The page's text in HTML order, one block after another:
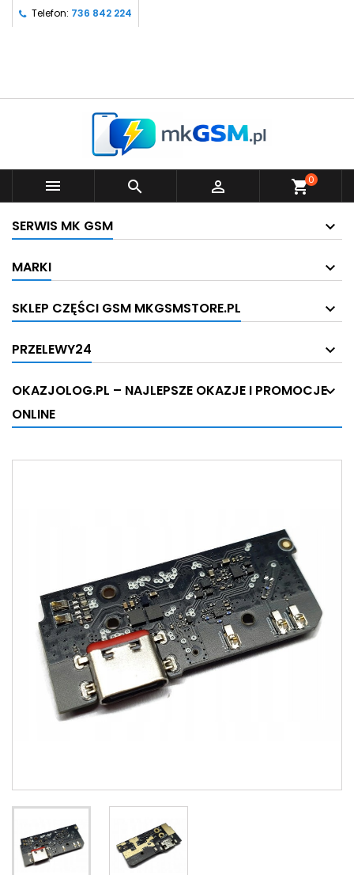
Telefon: 736 842 224
   shopping_cart0
SERWIS MK GSM
MARKI
SKLEP CZĘŚCI GSM MKGSMSTORE.PL
PRZELEWY24
OKAZJOLOG.PL – NAJLEPSZE OKAZJE I PROMOCJE
ONLINE